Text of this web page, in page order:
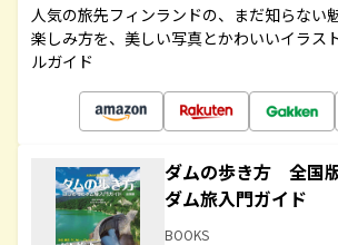
人気の旅先フィンランドの、まだ知らない
楽しみ方を、美しい写真とかわいいイラス
ルガイド
ダムの歩き方 全国
ダム旅入門ガイド
BOOKS